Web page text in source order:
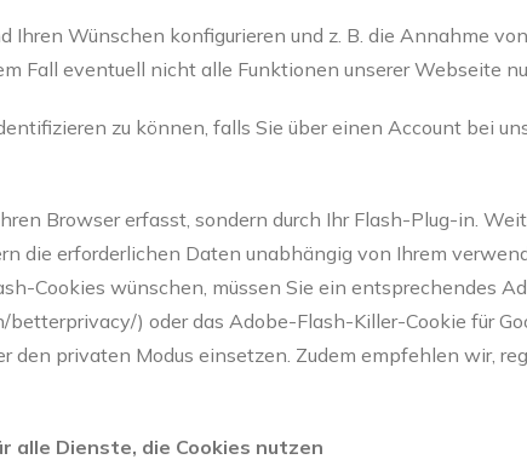
Wünschen konfigurieren und z. B. die Annahme
Fall eventuell nicht alle Funktionen unserer Webseite
zu können, falls Sie über einen Account bei
Browser erfasst, sondern durch Ihr Flash-Plug-in.
die erforderlichen Daten unabhängig von Ihrem
Cookies wünschen, müssen Sie ein entsprechendes
) oder das Adobe-Flash-Killer-Cookie für
den privaten Modus einsetzen. Zudem empfehlen wir,
alle Dienste, die Cookies nutzen